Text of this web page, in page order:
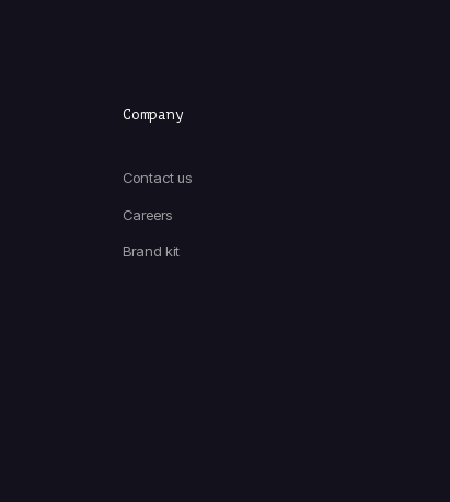
Company
Contact us
Careers
Brand kit